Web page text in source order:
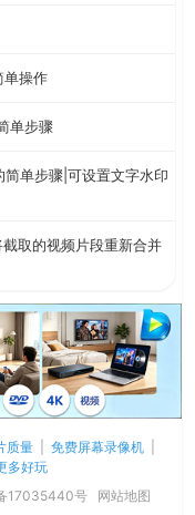
操作
单步骤
简单步骤|可设置文字水印
取的视频片段重新合并
质量 免费屏幕录像机
多好玩
17035440号
网站地图